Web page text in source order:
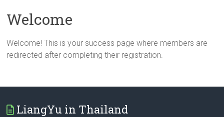
Welcome
Welcome! This is your success page where members are
redirected after completing their registration.
LiangYu in Thailand